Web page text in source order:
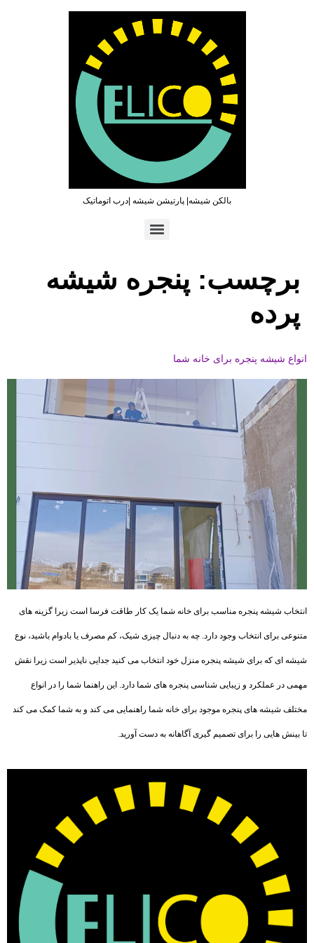
بالکن شیشه| پارتیشن شیشه |درب اتوماتیک
برچسب: پنجره شیشه
پرده
انواع شیشه پنجره برای خانه شما
انتخاب شیشه پنجره مناسب برای خانه شما یک کار طاقت فرسا است زیرا گزینه های
متنوعی برای انتخاب وجود دارد. چه به دنبال چیزی شیک، کم مصرف یا بادوام باشید، نوع
شیشه ای که برای شیشه پنجره منزل خود انتخاب می کنید جدایی ناپذیر است زیرا نقش
مهمی در عملکرد و زیبایی شناسی پنجره های شما دارد. این راهنما شما را در انواع
مختلف شیشه های پنجره موجود برای خانه شما راهنمایی می کند و به شما کمک می کند
تا بینش هایی را برای تصمیم گیری آگاهانه به دست آورید.